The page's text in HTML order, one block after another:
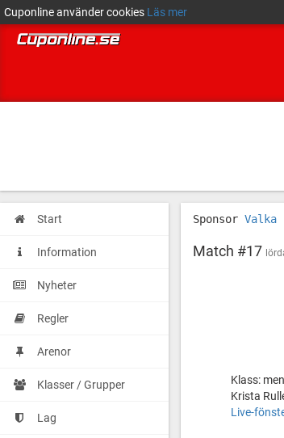
Cuponline använder cookies Läs mer
Start
Information
Nyheter
Regler
Arenor
Klasser / Grupper
Lag
Sponsor Valka
Match #17
Brenguļi
sports
halle
JC
Klass:
Krista
Live-